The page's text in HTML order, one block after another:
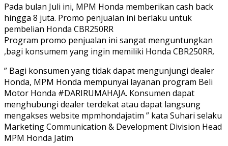
Pada bulan Juli ini, MPM Honda memberikan cash back
hingga 8 juta. Promo penjualan ini berlaku untuk
pembelian Honda CBR250RR
Program promo penjualan ini sangat menguntungkan
,bagi konsumem yang ingin memiliki Honda CBR250RR.
” Bagi konsumen yang tidak dapat mengunjungi dealer
Honda, MPM Honda mempunyai layanan program Beli
Motor Honda #DARIRUMAHAJA. Konsumen dapat
menghubungi dealer terdekat atau dapat langsung
mengakses website mpmhondajatim ” kata Suhari selaku
Marketing Communication & Development Division Head
MPM Honda Jatim